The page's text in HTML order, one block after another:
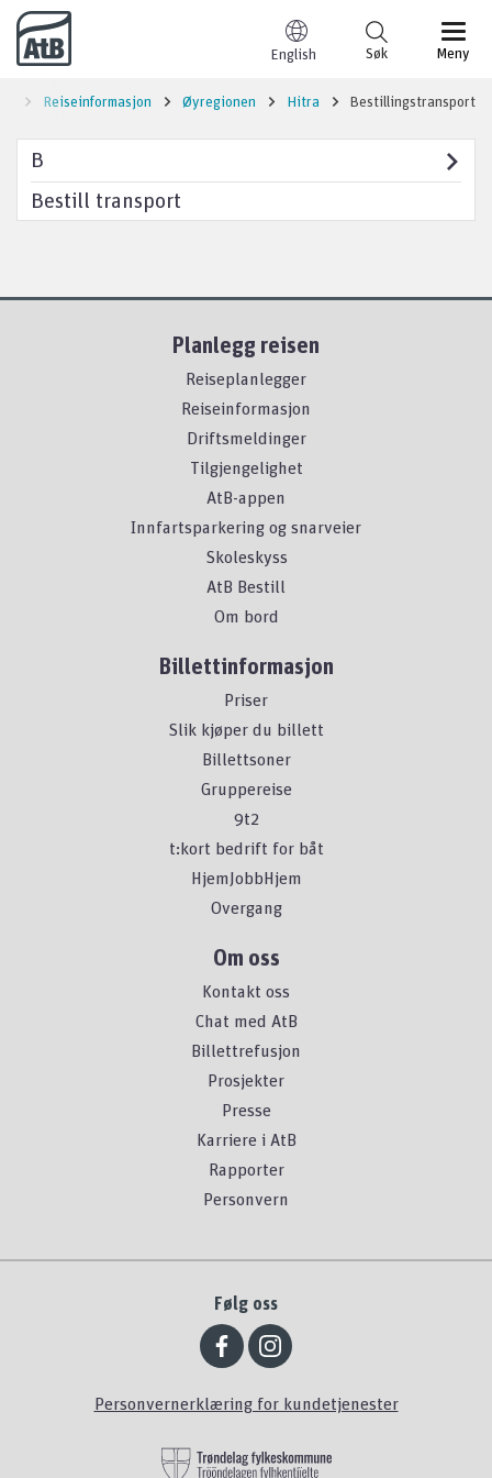
Til innhold
English Meny
Søk
Reiseinformasjon Øyregionen Hitra Bestillingstransport
B
Bestill transport
Planlegg reisen
Reiseplanlegger
Reiseinformasjon
Driftsmeldinger
Tilgjengelighet
AtB-appen
Innfartsparkering og snarveier
Skoleskyss
AtB Bestill
Om bord
Billettinformasjon
Priser
Slik kjøper du billett
Billettsoner
Gruppereise
9t2
t:kort bedrift for båt
HjemJobbHjem
Overgang
Om oss
Kontakt oss
Chat med AtB
Billettrefusjon
Prosjekter
Presse
Karriere i AtB
Rapporter
Personvern
Følg oss
Personvernerklæring for kundetjenester